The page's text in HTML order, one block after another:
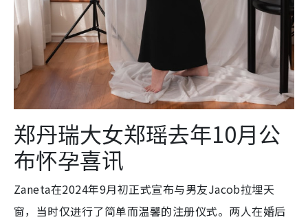
郑丹瑞大女郑瑶去年10月公
布怀孕喜讯
Zaneta在2024年9月初正式宣布与男友Jacob拉埋天
窗，当时仅进行了简单而温馨的注册仪式。两人在婚后